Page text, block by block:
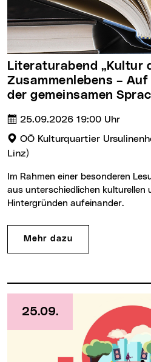
Literaturabend „Kultur des
Zusammenlebens –
der gemeinsamen
Termin:
25.09.2026 Uhrzeit :
19:00 Uhr
Veranstaltungsort:
OÖ Kulturquartier
Linz)
aus unterschiedlichen kulturellen
Hintergründen aufeinander.
Mehr dazu
25.09.